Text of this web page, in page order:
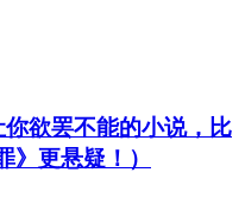
欲罢不能的小说，比
》更悬疑！）